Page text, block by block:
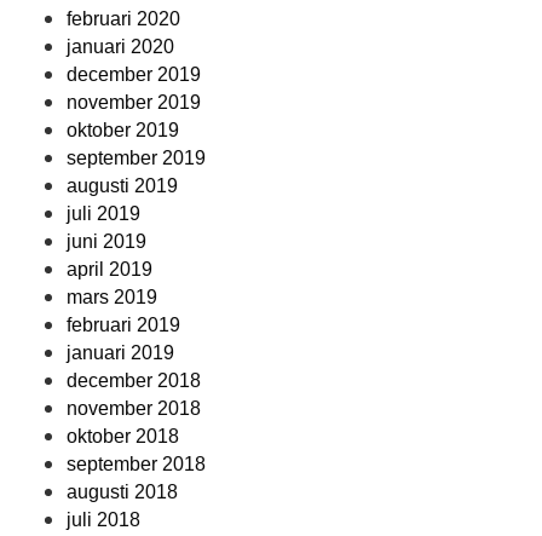
februari 2020
januari 2020
december 2019
november 2019
oktober 2019
september 2019
augusti 2019
juli 2019
juni 2019
april 2019
mars 2019
februari 2019
januari 2019
december 2018
november 2018
oktober 2018
september 2018
augusti 2018
juli 2018